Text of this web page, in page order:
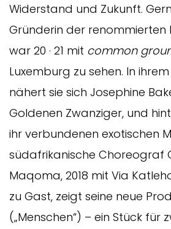
Widerstand und Zukunft.
Gründerin der renommierten
war 20 · 21 mit common
Luxemburg zu sehen. In
nähert sie sich Josephine
Goldenen Zwanziger, und
ihr verbundenen exotischen
südafrikanische Choreograf
Maqoma, 2018 mit Via
zu Gast, zeigt seine neue
(„Menschen“) – ein Stück für